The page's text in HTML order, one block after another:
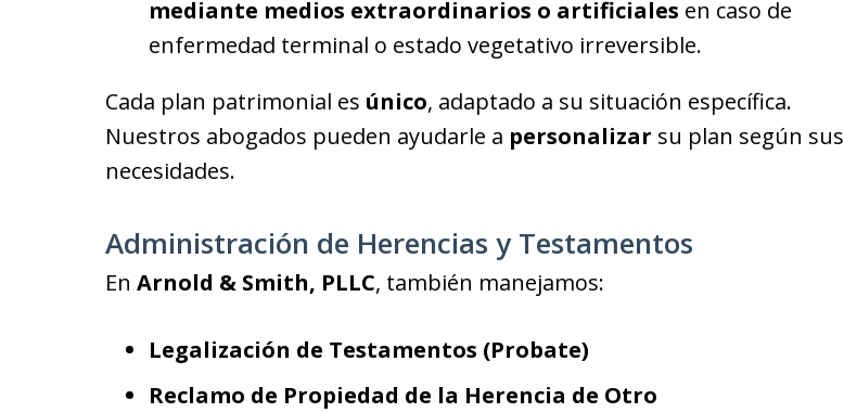
mediante medios extraordinarios o artificiales en caso de
enfermedad terminal o estado vegetativo irreversible.
Cada plan patrimonial es único, adaptado a su situación específica.
Nuestros abogados pueden ayudarle a personalizar su plan según sus
necesidades.
Administración de Herencias y Testamentos
En Arnold & Smith, PLLC, también manejamos:
Legalización de Testamentos (Probate)
Reclamo de Propiedad de la Herencia de Otro